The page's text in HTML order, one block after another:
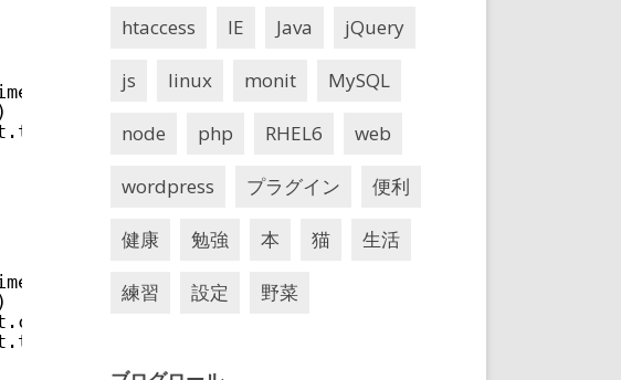
goes first
|| // tie? longer-duration goes first
// tie? alphabetically by title
goes first
|| // tie? longer-duration goes first
||
// tie? alphabetically by title
htaccess IE Java jQuery
js linux monit MySQL
node php RHEL6 web
wordpress プラグイン 便利
健康 勉強 本 猫 生活
練習 設定 野菜